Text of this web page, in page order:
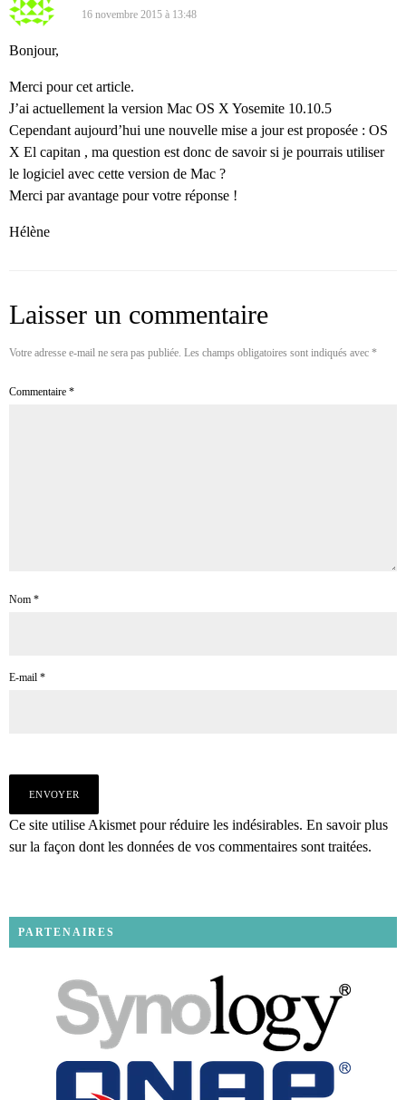
16 novembre 2015 à 13:48
Bonjour,
Merci pour cet article.
J’ai actuellement la version Mac OS X Yosemite 10.10.5
Cependant aujourd’hui une nouvelle mise a jour est proposée : OS
X El capitan , ma question est donc de savoir si je pourrais utiliser
le logiciel avec cette version de Mac ?
Merci par avantage pour votre réponse !
Hélène
Laisser un commentaire
Votre adresse e-mail ne sera pas publiée. Les champs obligatoires sont indiqués avec *
Commentaire *
Nom *
E-mail *
Ce site utilise Akismet pour réduire les indésirables. En savoir plus
sur la façon dont les données de vos commentaires sont traitées.
PARTENAIRES